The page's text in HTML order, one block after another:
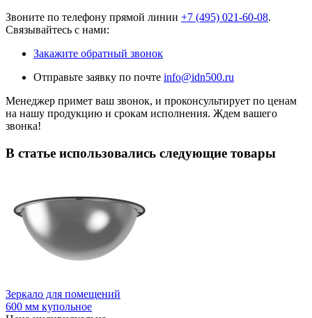
Звоните по телефону прямой линии +7 (495) 021-60-08.
Связывайтесь с нами:
Закажите обратный звонок
Отправьте заявку по почте info@idn500.ru
Менеджер примет ваш звонок, и проконсультирует по ценам
на нашу продукцию и срокам исполнения. Ждем вашего
звонка!
В статье использовались следующие товары
Зеркало для помещений
600 мм купольное